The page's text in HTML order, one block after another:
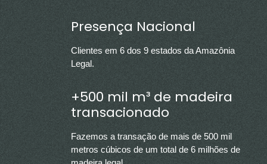
Presença Nacional
Clientes em 6 dos 9 estados da Amazônia
Legal.
+500 mil m³ de madeira
transacionado
Fazemos a transação de mais de 500 mil
metros cúbicos de um total de 6 milhões de